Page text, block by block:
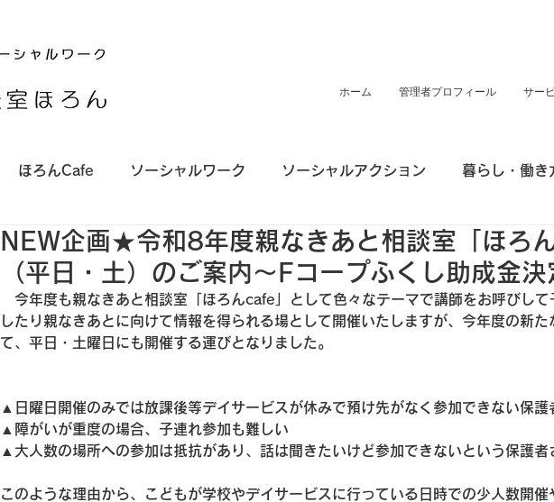
ホーム 管理者プロフィール サー
ほろんCafe ソーシャルワーク ソーシャルアクション 暮らし・働き
NEW企画★令和8年度親なきあと相談室「ほろ
（平日・土）のご案内～Fコープふくし助成金決
今年度も親なきあと相談室「ほろんcafe」として色々なテーマで講師をお呼びして
したり親なきあとに向けて情報を得られる場として開催いたしますが、今年度の新た
て、平日・土曜日にも開催する運びとなりました。
▲日曜日開催のみでは放課後等デイサービスが休みで預け先がなく参加できない保護
▲障がいが重度の場合、子連れ参加も難しい
▲大人数の場所への参加は抵抗があり、話は聞きたいけど参加できないという保護者
このような理由から、こどもが学校やデイサービスに行っている日時での少人数開催